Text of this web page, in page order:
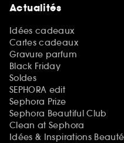
Actualités
Idées cadeaux
Cartes cadeaux
Gravure parfum
Black Friday
Soldes
SEPHORA edit
Sephora Prize
Sephora Beautiful Club
Clean at Sephora
Idées & Inspirations Beauté